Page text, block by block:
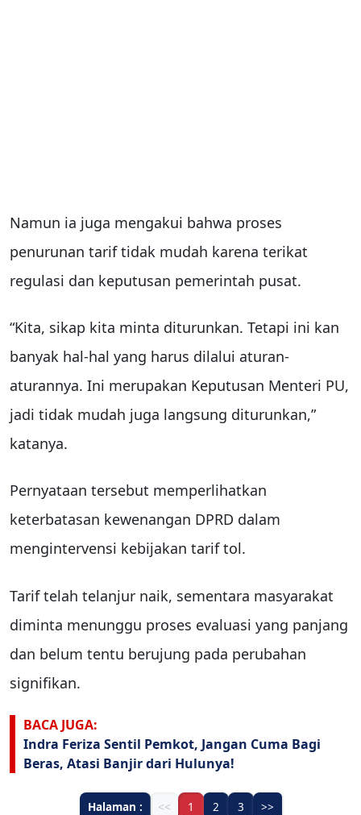
Namun ia juga mengakui bahwa proses
penurunan tarif tidak mudah karena terikat
regulasi dan keputusan pemerintah pusat.
“Kita, sikap kita minta diturunkan. Tetapi ini kan
banyak hal-hal yang harus dilalui aturan-
aturannya. Ini merupakan Keputusan Menteri PU,
jadi tidak mudah juga langsung diturunkan,”
katanya.
Pernyataan tersebut memperlihatkan
keterbatasan kewenangan DPRD dalam
mengintervensi kebijakan tarif tol.
Tarif telah telanjur naik, sementara masyarakat
diminta menunggu proses evaluasi yang panjang
dan belum tentu berujung pada perubahan
signifikan.
BACA JUGA:
Indra Feriza Sentil Pemkot, Jangan Cuma Bagi
Beras, Atasi Banjir dari Hulunya!
Halaman : << 1 2 3 >>